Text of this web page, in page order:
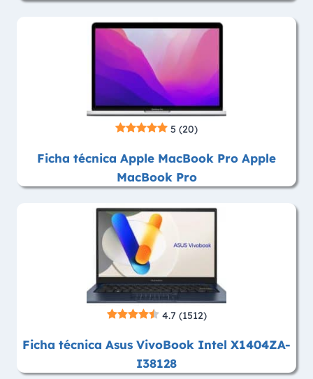
5 (20)
Ficha técnica Apple MacBook Pro Apple
MacBook Pro
4.7 (1512)
Ficha técnica Asus VivoBook Intel X1404ZA-
I38128